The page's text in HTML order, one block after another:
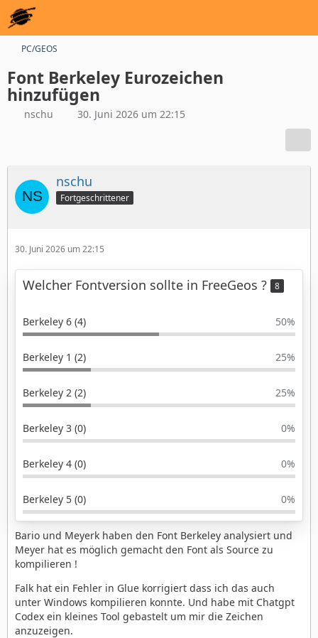
PC/GEOS
Font Berkeley Eurozeichen
hinzufügen
nschu 30. Juni 2026 um 22:15
nschu
Fortgeschrittener
30. Juni 2026 um 22:15
Welcher Fontversion sollte in FreeGeos ? 8
Berkeley 6 (4) 50%
Berkeley 1 (2) 25%
Berkeley 2 (2) 25%
Berkeley 3 (0) 0%
Berkeley 4 (0) 0%
Berkeley 5 (0) 0%
Bario und Meyerk haben den Font Berkeley analysiert und
Meyer hat es möglich gemacht den Font als Source zu
kompilieren !
Falk hat ein Fehler in Glue korrigiert dass ich das auch
unter Windows kompilieren konnte. Und habe mit Chatgpt
Codex ein kleines Tool gebastelt um mir die Zeichen
anzuzeigen.